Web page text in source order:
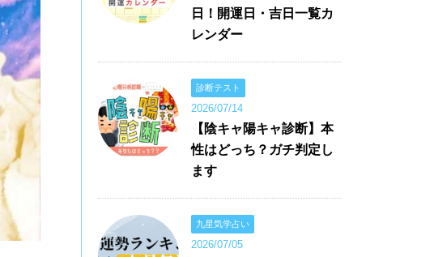
日！開運日・吉日一覧カ
レンダー
診断テスト
2026/07/14
【陰キャ陽キャ診断】本
性はどっち？ガチ判定し
ます
九星気学占い
2026/07/05